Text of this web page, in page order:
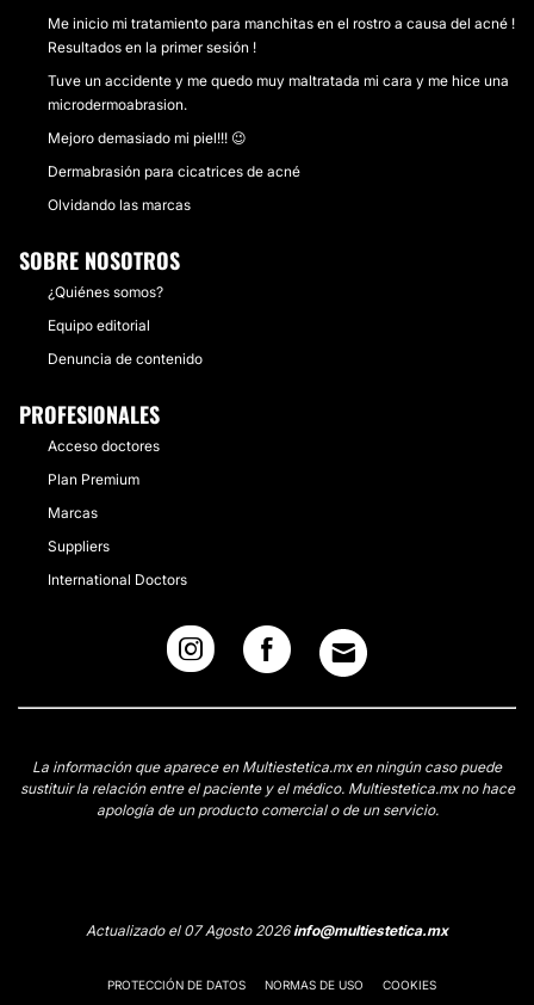
Me inicio mi tratamiento para manchitas en el rostro a causa del acné !
Resultados en la primer sesión !
Tuve un accidente y me quedo muy maltratada mi cara y me hice una
microdermoabrasion.
Mejoro demasiado mi piel!!! 😉
Dermabrasión para cicatrices de acné
Olvidando las marcas
SOBRE NOSOTROS
¿Quiénes somos?
Equipo editorial
Denuncia de contenido
PROFESIONALES
Acceso doctores
Plan Premium
Marcas
Suppliers
International Doctors
La información que aparece en Multiestetica.mx en ningún caso puede
sustituir la relación entre el paciente y el médico. Multiestetica.mx no hace
apología de un producto comercial o de un servicio.
Actualizado el 07 Agosto 2026info@multiestetica.mx
PROTECCIÓN DE DATOS NORMAS DE USO COOKIES